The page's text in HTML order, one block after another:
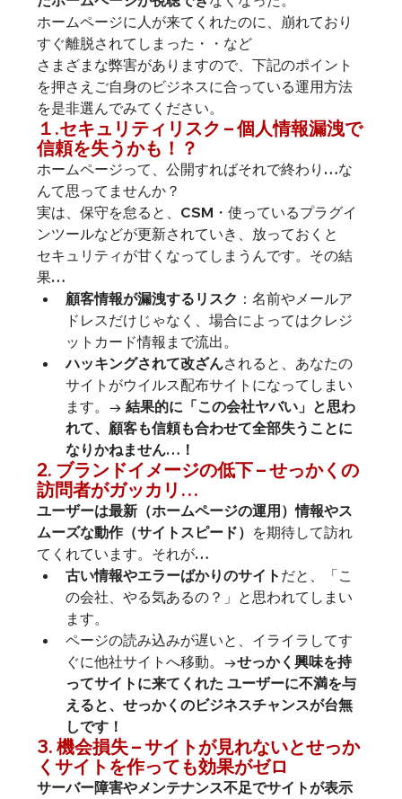
ホームページに人が来てくれたのに、崩れており
すぐ離脱されてしまった・・など
さまざまな弊害がありますので、下記のポイント
を押さえご自身のビジネスに合っている運用方法
を是非選んでみてください。
１.セキュリティリスク – 個人情報漏洩で
信頼を失うかも！？
ホームページって、公開すればそれで終わり…な
んて思ってませんか？
実は、保守を怠ると、CSM・使っているプラグイ
ンツールなどが更新されていき、放っておくと
セキュリティが甘くなってしまうんです。その結
果…
顧客情報が漏洩するリスク ：名前やメールア
ドレスだけじゃなく、場合によってはクレジ
ットカード情報まで流出。
ハッキングされて改ざんされると、あなたの
サイトがウイルス配布サイトになってしまい
ます。→ 結果的に「この会社ヤバい」と思わ
れて、顧客も信頼も合わせて全部失うことに
なりかねません…！
2. ブランドイメージの低下 – せっかくの
訪問者がガッカリ…
ユーザーは最新（ホームページの運用）情報やス
ムーズな動作（サイトスピード） を期待して訪れ
てくれています。それが…
古い情報やエラーばかりのサイト だと、「こ
の会社、やる気あるの？」と思われてしまい
ます。
ページの読み込みが遅いと、イライラしてす
ぐに他社サイトへ移動。 →せっかく興味を持
ってサイトに来てくれた ユーザーに不満を与
えると、せっかくのビジネスチャンスが台無
しです！
3. 機会損失 – サイトが見れないとせっか
くサイトを作っても効果がゼロ
サーバー障害やメンテナンス不足でサイトが表示